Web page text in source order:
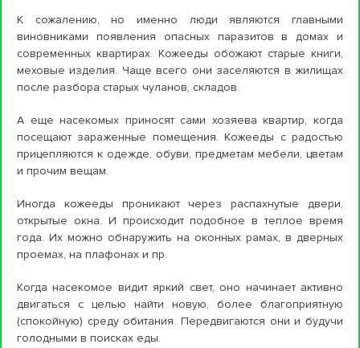
К сожалению, но именно люди являются главными
виновниками появления опасных паразитов в домах и
современных квартирах. Кожееды обожают старые книги,
меховые изделия. Чаще всего они заселяются в жилищах
после разбора старых чуланов, складов.
А еще насекомых приносят сами хозяева квартир, когда
посещают зараженные помещения. Кожееды с радостью
прицепляются к одежде, обуви, предметам мебели, цветам
и прочим вещам.
Иногда кожееды проникают через распахнутые двери,
открытые окна. И происходит подобное в теплое время
года. Их можно обнаружить на оконных рамах, в дверных
проемах, на плафонах и пр.
Когда насекомое видит яркий свет, оно начинает активно
двигаться с целью найти новую, более благоприятную
(спокойную) среду обитания. Передвигаются они и будучи
голодными в поисках еды.